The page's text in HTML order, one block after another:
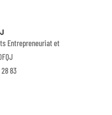
Entrepreneuriat et
83